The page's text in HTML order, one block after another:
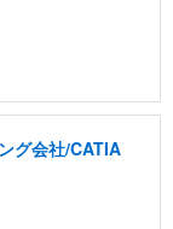
グ会社/CATIA